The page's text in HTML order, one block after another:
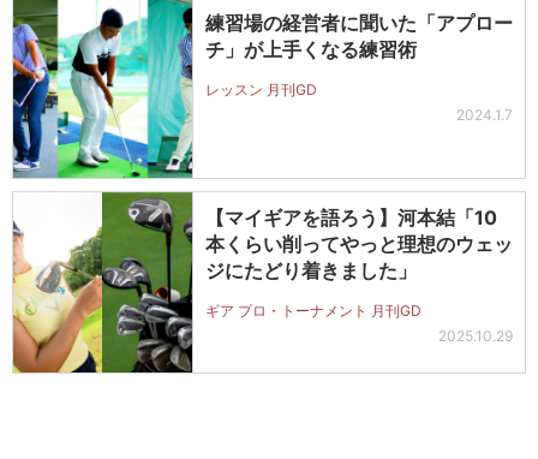
練習場の経営者に聞いた「アプロー
チ」が上手くなる練習術
レッスン 月刊GD
2024.1.7
【マイギアを語ろう】河本結「10
本くらい削ってやっと理想のウェッ
ジにたどり着きました」
ギア プロ・トーナメント 月刊GD
2025.10.29